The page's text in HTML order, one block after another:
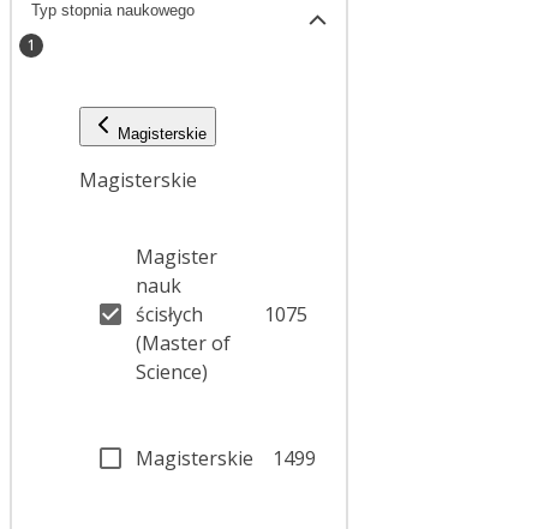
Typ stopnia naukowego
1
Magisterskie
Magisterskie
Magister
nauk
ścisłych
(Master of
Science)
1075
Magisterskie 1499